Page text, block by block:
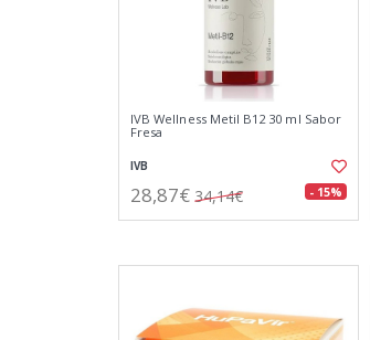
IVB Wellness Metil B12 30 ml Sabor
Fresa
IVB
28,87€ 34,14€ - 15%